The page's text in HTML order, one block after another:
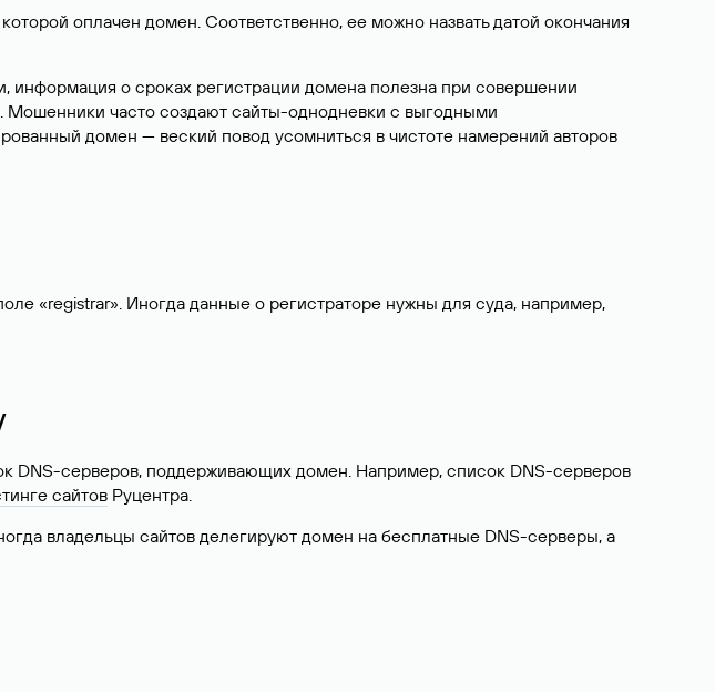
оплачен домен. Соответственно, ее можно назвать датой окончания
информация о сроках регистрации домена полезна при совершении
Мошенники часто создают сайты-однодневки с выгодными
домен — веский повод усомниться в чистоте намерений авторов
«registrar». Иногда данные о регистраторе нужны для суда, например,
DNS-серверов, поддерживающих домен. Например, список DNS-серверов
сайтов Руцентра.
владельцы сайтов делегируют домен на бесплатные DNS-серверы, а